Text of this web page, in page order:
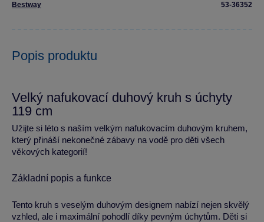
Bestway
53-36352
Popis produktu
Velký nafukovací duhový kruh s úchyty
119 cm
Užijte si léto s naším velkým nafukovacím duhovým kruhem,
který přináší nekonečné zábavy na vodě pro děti všech
věkových kategorií!
Základní popis a funkce
Tento kruh s veselým duhovým designem nabízí nejen skvělý
vzhled, ale i maximální pohodlí díky pevným úchytům. Děti si